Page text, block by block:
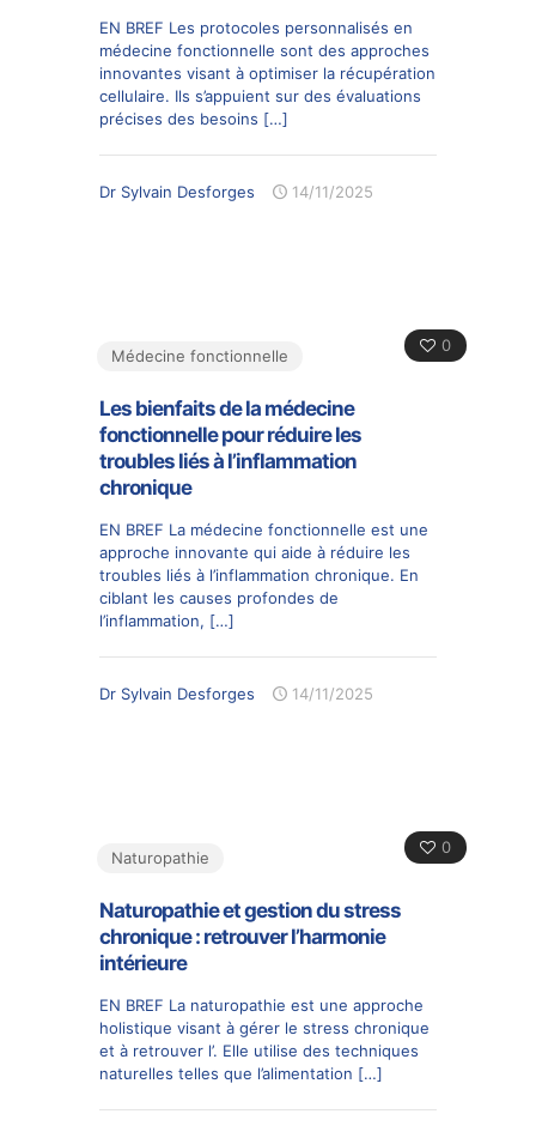
EN BREF Les protocoles personnalisés en
médecine fonctionnelle sont des approches
innovantes visant à optimiser la récupération
cellulaire. Ils s’appuient sur des évaluations
précises des besoins […]
Dr Sylvain Desforges 14/11/2025
0
Médecine fonctionnelle
Les bienfaits de la médecine
fonctionnelle pour réduire les
troubles liés à l’inflammation
chronique
EN BREF La médecine fonctionnelle est une
approche innovante qui aide à réduire les
troubles liés à l’inflammation chronique. En
ciblant les causes profondes de
l’inflammation, […]
Dr Sylvain Desforges 14/11/2025
0
Naturopathie
Naturopathie et gestion du stress
chronique : retrouver l’harmonie
intérieure
EN BREF La naturopathie est une approche
holistique visant à gérer le stress chronique
et à retrouver l’. Elle utilise des techniques
naturelles telles que l’alimentation […]